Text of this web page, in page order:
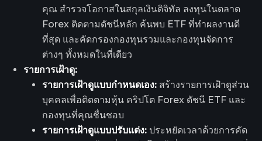
คุณ สำรวจโอกาสในสกุลเงินดิจิทัล ลงทุนในตลาด
Forex ติดตามดัชนีหลัก ค้นพบ ETF ที่ทำผลงานดี
ที่สุด และคัดกรองกองทุนรวมและกองทุนจัดการ
ต่างๆ ทั้งหมดในที่เดียว
รายการเฝ้าดู:
รายการเฝ้าดูแบบกำหนดเอง: สร้างรายการเฝ้าดูส่วน
บุคคลเพื่อติดตามหุ้น คริปโต Forex ดัชนี ETF และ
กองทุนที่คุณชื่นชอบ
รายการเฝ้าดูแบบปรับแต่ง: ประหยัดเวลาด้วยการคัด